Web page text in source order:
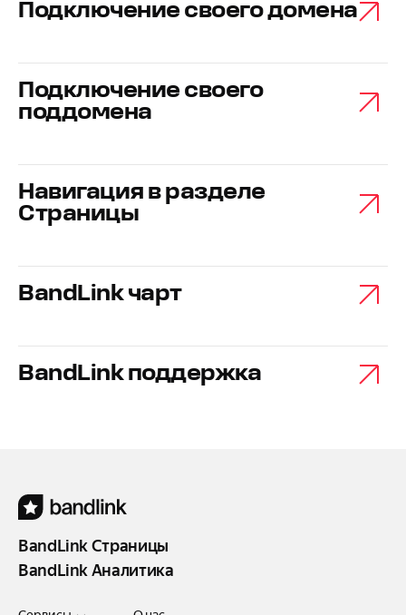
Подключение своего домена
Подключение своего
поддомена
Навигация в разделе
Страницы
BandLink чарт
BandLink поддержка
BandLink Страницы
BandLink Аналитика